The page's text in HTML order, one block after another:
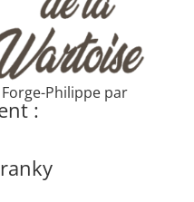
Philippe par
: